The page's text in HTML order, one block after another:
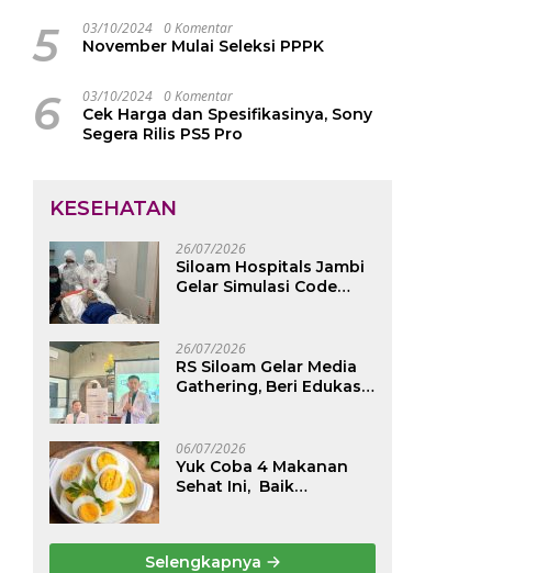
Jambi
5 03/10/2024 0 Komentar
November Mulai Seleksi PPPK
6 03/10/2024 0 Komentar
Cek Harga dan Spesifikasinya, Sony
Segera Rilis PS5 Pro
KESEHATAN
26/07/2026
Siloam Hospitals Jambi
Gelar Simulasi Code
Darurat
26/07/2026
RS Siloam Gelar Media
Gathering, Beri Edukasi
Perut Berulang
06/07/2026
Yuk Coba 4 Makanan
Sehat Ini, Baik
Tetap Nyaman
Selengkapnya